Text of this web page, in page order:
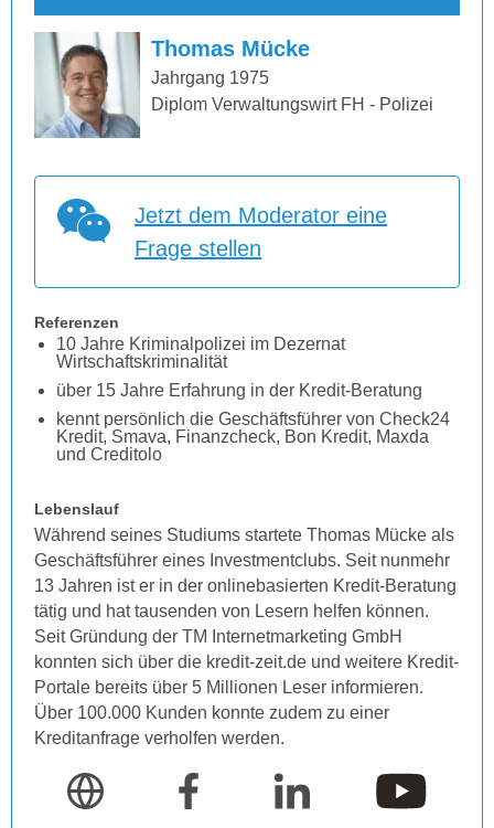
Thomas Mücke
Jahrgang 1975
Diplom Verwaltungswirt FH - Polizei
Jetzt dem Moderator eine
Frage stellen
Referenzen
10 Jahre Kriminalpolizei im Dezernat
Wirtschaftskriminalität
über 15 Jahre Erfahrung in der Kredit-Beratung
kennt persönlich die Geschäftsführer von Check24
Kredit, Smava, Finanzcheck, Bon Kredit, Maxda
und Creditolo
Lebenslauf
Während seines Studiums startete Thomas Mücke als
Geschäftsführer eines Investmentclubs. Seit nunmehr
13 Jahren ist er in der onlinebasierten Kredit-Beratung
tätig und hat tausenden von Lesern helfen können.
Seit Gründung der TM Internetmarketing GmbH
konnten sich über die kredit-zeit.de und weitere Kredit-
Portale bereits über 5 Millionen Leser informieren.
Über 100.000 Kunden konnte zudem zu einer
Kreditanfrage verholfen werden.